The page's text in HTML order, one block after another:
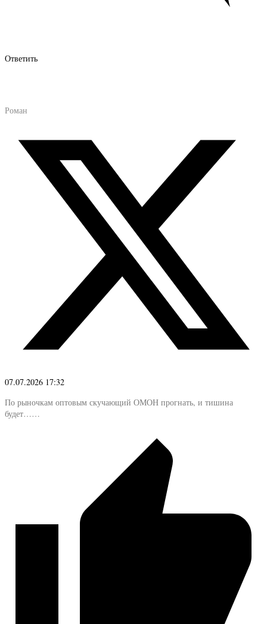
Ответить
Роман
07.07.2026 17:32
По рыночкам оптовым скучающий ОМОН прогнать, и тишина
будет……